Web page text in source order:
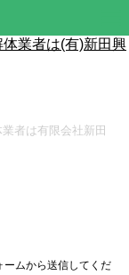
者は有限会社新田
ームから送信してくだ